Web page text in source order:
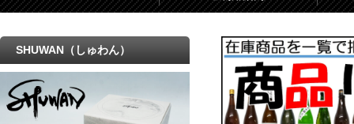
SHUWAN（しゅわん）